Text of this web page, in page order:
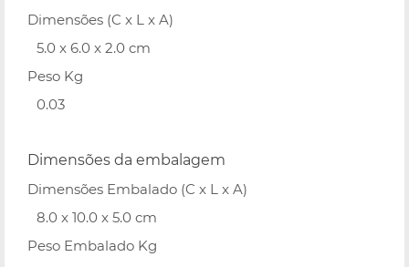
Dimensões (C x L x A)
5.0 x 6.0 x 2.0 cm
Peso Kg
0.03
Dimensões da embalagem
Dimensões Embalado (C x L x A)
8.0 x 10.0 x 5.0 cm
Peso Embalado Kg